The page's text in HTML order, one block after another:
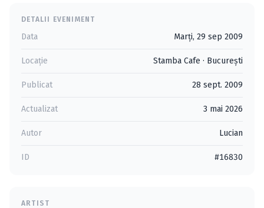
DETALII EVENIMENT
Data Marți, 29 sep 2009
Locație Stamba Cafe · Bucureşti
Publicat 28 sept. 2009
Actualizat 3 mai 2026
Autor Lucian
ID #16830
ARTIST